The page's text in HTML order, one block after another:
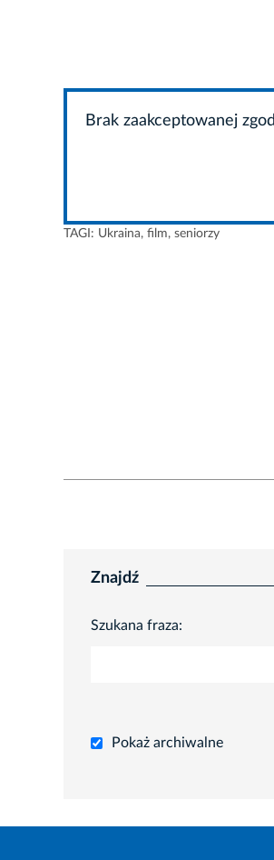
Brak zaakceptowanej
TAGI: Ukraina, film, seniorzy
Znajdź
Szukana fraza:
Pokaż archiwalne